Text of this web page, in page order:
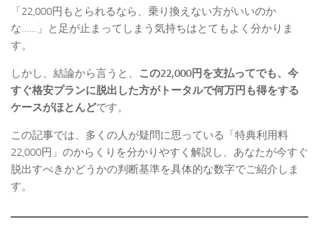
「22,000円もとられるなら、乗り換えない方がいいのか
な……」と足が止まってしまう気持ちはとてもよく分かりま
す。
しかし、結論から言うと、
この22,000円を支払ってでも、今
すぐ格安プランに脱出した方がトータルで何万円も得をする
ケースがほとんどです。
この記事では、多くの人が疑問に思っている「特典利用料
22,000円」のからくりを分かりやすく解説し、あなたが今すぐ
脱出すべきかどうかの判断基準を具体的な数字でご紹介しま
す。